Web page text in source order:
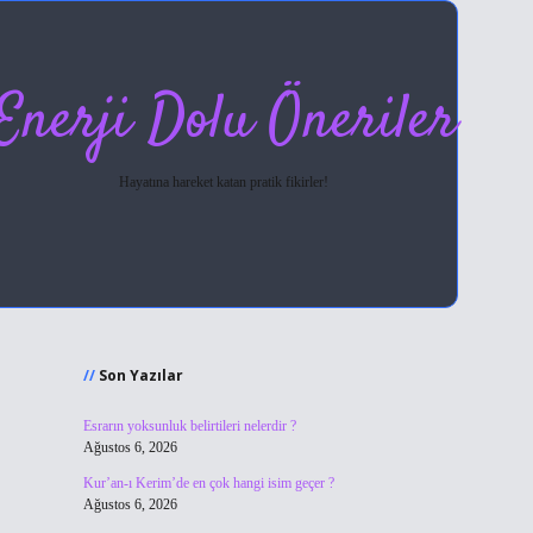
Dolu Öneriler
Hayatına hareket katan pratik fikirler!
Son Yazılar
Esrarın yoksunluk belirtileri nelerdir ?
Ağustos 6, 2026
Kur’an-ı Kerim’de en çok hangi isim geçer ?
Ağustos 6, 2026